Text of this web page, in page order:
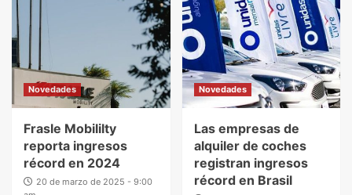
Novedades
Frasle Mobililty
reporta ingresos
récord en 2024
20 de marzo de 2025 - 9:00
Novedades
Las empresas de
alquiler de coches
registran ingresos
récord en Brasil